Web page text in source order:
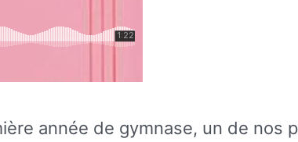
année de gymnase, un de nos